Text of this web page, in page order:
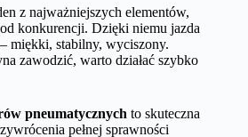
z najważniejszych elementów,
konkurencji. Dzięki niemu jazda
miękki, stabilny, wyciszony.
zawodzić, warto działać szybko
pneumatycznych to skuteczna
pełnej sprawności